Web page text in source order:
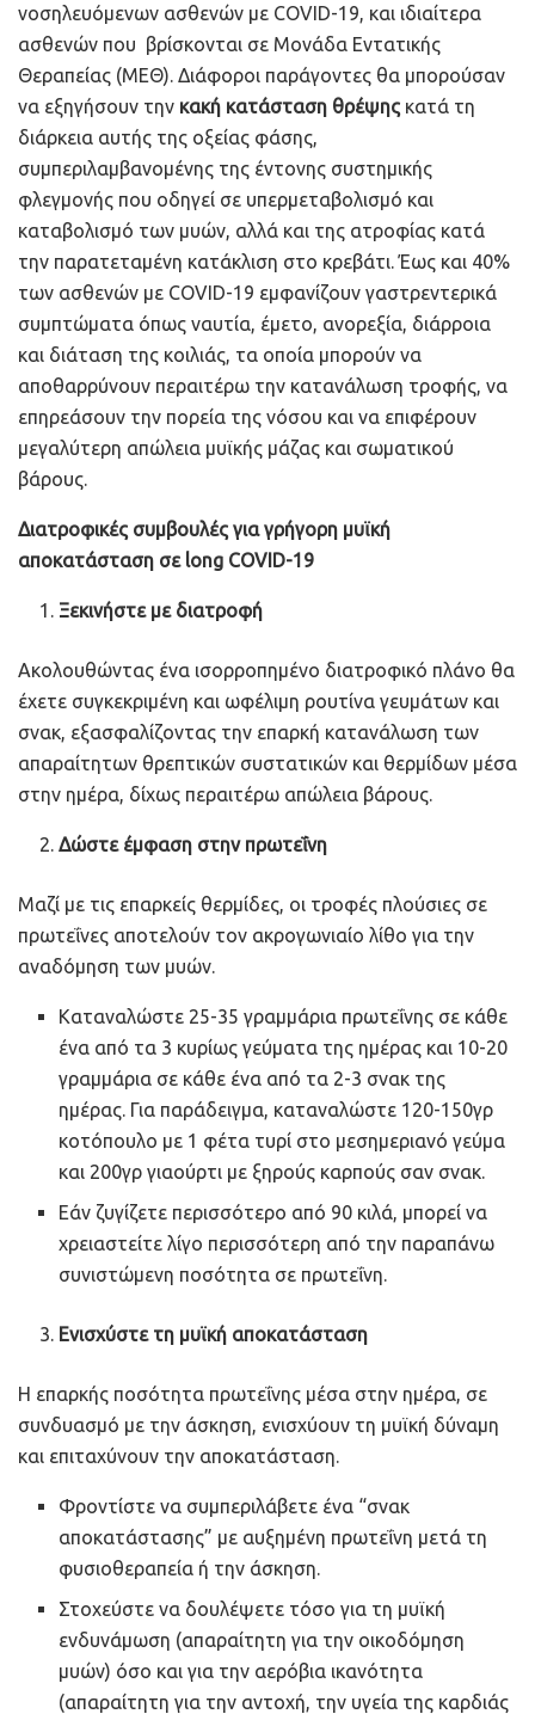
νοσηλευόμενων ασθενών με COVID-19, και ιδιαίτερα
ασθενών που βρίσκονται σε Μονάδα Εντατικής
Θεραπείας (ΜΕΘ). Διάφοροι παράγοντες θα μπορούσαν
να εξηγήσουν την κακή κατάσταση θρέψης κατά τη
διάρκεια αυτής της οξείας φάσης,
συμπεριλαμβανομένης της έντονης συστημικής
φλεγμονής που οδηγεί σε υπερμεταβολισμό και
καταβολισμό των μυών, αλλά και της ατροφίας κατά
την παρατεταμένη κατάκλιση στο κρεβάτι. Έως και 40%
των ασθενών με COVID-19 εμφανίζουν γαστρεντερικά
συμπτώματα όπως ναυτία, έμετο, ανορεξία, διάρροια
και διάταση της κοιλιάς, τα οποία μπορούν να
αποθαρρύνουν περαιτέρω την κατανάλωση τροφής, να
επηρεάσουν την πορεία της νόσου και να επιφέρουν
μεγαλύτερη απώλεια μυϊκής μάζας και σωματικού
βάρους.
Διατροφικές συμβουλές για γρήγορη μυϊκή
αποκατάσταση σε long COVID-19
Ξεκινήστε με διατροφή
Ακολουθώντας ένα ισορροπημένο διατροφικό πλάνο θα
έχετε συγκεκριμένη και ωφέλιμη ρουτίνα γευμάτων και
σνακ, εξασφαλίζοντας την επαρκή κατανάλωση των
απαραίτητων θρεπτικών συστατικών και θερμίδων μέσα
στην ημέρα, δίχως περαιτέρω απώλεια βάρους.
Δώστε έμφαση στην πρωτεΐνη
Μαζί με τις επαρκείς θερμίδες, οι τροφές πλούσιες σε
πρωτεΐνες αποτελούν τον ακρογωνιαίο λίθο για την
αναδόμηση των μυών.
Καταναλώστε 25-35 γραμμάρια πρωτεΐνης σε κάθε
ένα από τα 3 κυρίως γεύματα της ημέρας και 10-20
γραμμάρια σε κάθε ένα από τα 2-3 σνακ της
ημέρας. Για παράδειγμα, καταναλώστε 120-150γρ
κοτόπουλο με 1 φέτα τυρί στο μεσημεριανό γεύμα
και 200γρ γιαούρτι με ξηρούς καρπούς σαν σνακ.
Εάν ζυγίζετε περισσότερο από 90 κιλά, μπορεί να
χρειαστείτε λίγο περισσότερη από την παραπάνω
συνιστώμενη ποσότητα σε πρωτεΐνη.
Ενισχύστε τη μυϊκή αποκατάσταση
Η επαρκής ποσότητα πρωτεΐνης μέσα στην ημέρα, σε
συνδυασμό με την άσκηση, ενισχύουν τη μυϊκή δύναμη
και επιταχύνουν την αποκατάσταση.
Φροντίστε να συμπεριλάβετε ένα “σνακ
αποκατάστασης” με αυξημένη πρωτεΐνη μετά τη
φυσιοθεραπεία ή την άσκηση.
Στοχεύστε να δουλέψετε τόσο για τη μυϊκή
ενδυνάμωση (απαραίτητη για την οικοδόμηση
μυών) όσο και για την αερόβια ικανότητα
(απαραίτητη για την αντοχή, την υγεία της καρδιάς